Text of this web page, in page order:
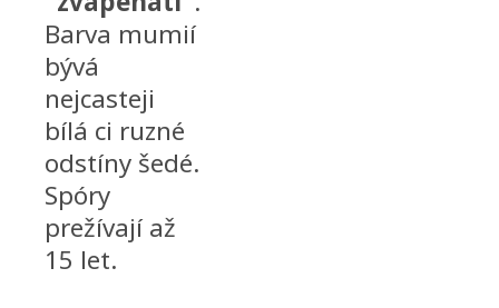
Barva mumií
bývá
nejcasteji
bílá ci ruzné
odstíny šedé.
Spóry
prežívají až
15 let.